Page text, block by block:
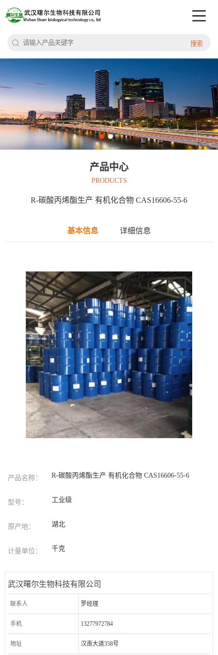
搜索
产品中心
PRODUCTS
R-碳酸丙烯酯生产 有机化合物 CAS16606-55-6
基本信息 详细信息
产品名称： R-碳酸丙烯酯生产 有机化合物 CAS16606-55-6
型号： 工业级
原产地： 湖北
计量单位： 千克
武汉曙尔生物科技有限公司
联系人 罗经理
手机 13277972784
地址 汉南大道358号